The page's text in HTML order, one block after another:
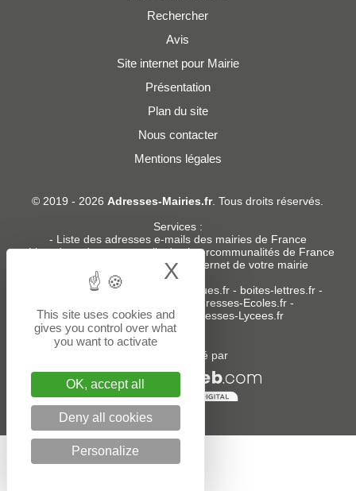
Rechercher
Avis
Site internet pour Mairie
Présentation
Plan du site
Nous contacter
Mentions légales
© 2019 - 2026Adresses-Mairies.fr. Tous droits réservés.
Services :
- Liste des adresses e-mails des mairies de France
-Liste des adresses e-mails des intercommunalités de France
Création ou refonte du site internet de votre mairie
Sites partenaires: donneespubliques.fr - boites-lettres.fr -
Adresses-Ecoles.fr -
Adresses-Colleges.fr
Adresses-Lycees.fr
Un service édité par
This site uses cookies and
gives you control over what
you want to activate
OK, accept all
Deny all cookies
Personalize
X Hide cookie